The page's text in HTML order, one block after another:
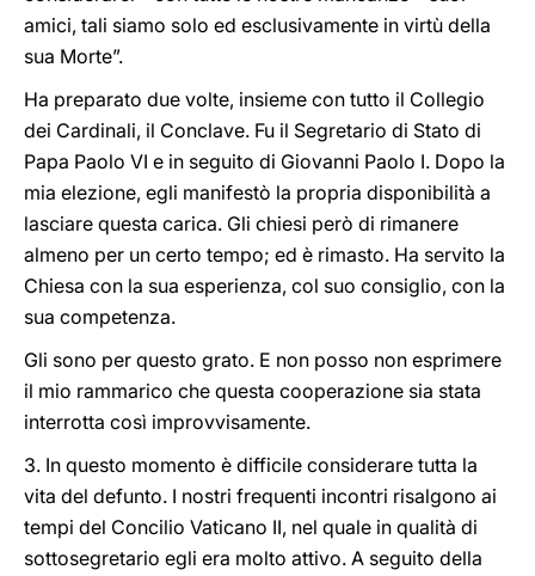
amici, tali siamo solo ed esclusivamente in virtù della
sua Morte”.
Ha preparato due volte, insieme con tutto il Collegio
dei Cardinali, il Conclave. Fu il Segretario di Stato di
Papa Paolo VI e in seguito di Giovanni Paolo I. Dopo la
mia elezione, egli manifestò la propria disponibilità a
lasciare questa carica. Gli chiesi però di rimanere
almeno per un certo tempo; ed è rimasto. Ha servito la
Chiesa con la sua esperienza, col suo consiglio, con la
sua competenza.
Gli sono per questo grato. E non posso non esprimere
il mio rammarico che questa cooperazione sia stata
interrotta così improvvisamente.
3. In questo momento è difficile considerare tutta la
vita del defunto. I nostri frequenti incontri risalgono ai
tempi del Concilio Vaticano II, nel quale in qualità di
sottosegretario egli era molto attivo. A seguito della